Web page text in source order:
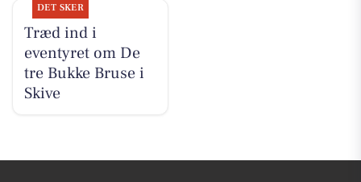
DET SKER
Træd ind i
eventyret om De
tre Bukke Bruse i
Skive